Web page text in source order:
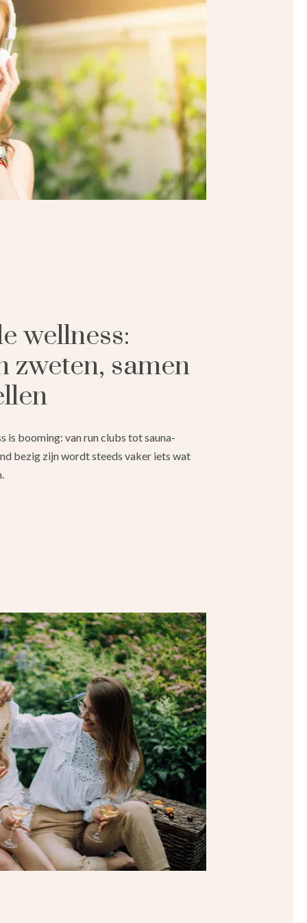
wellness:
zweten, samen
is booming: van run clubs tot sauna-
bezig zijn wordt steeds vaker iets wat